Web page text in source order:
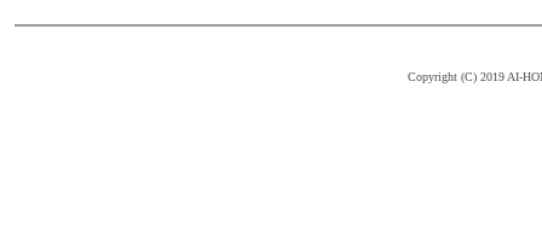
Copyright (C) 2019 AI-